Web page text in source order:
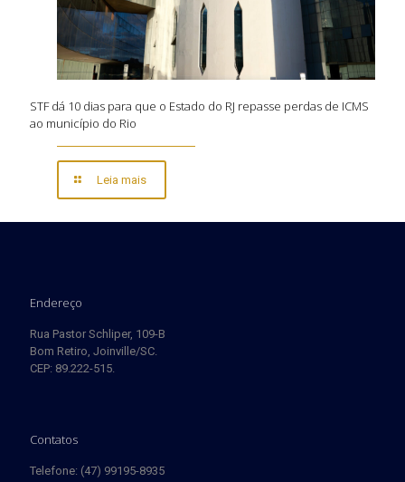
STF dá 10 dias para que o Estado do RJ repasse perdas de ICMS
ao município do Rio
Leia mais
Endereço
Rua Pastor Schliper, 109-B
Bom Retiro, Joinville/SC.
CEP: 89.222-515.
Contatos
Telefone: (47) 99195-8935